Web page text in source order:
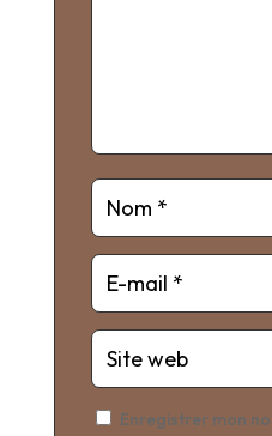
Enregistrer mon